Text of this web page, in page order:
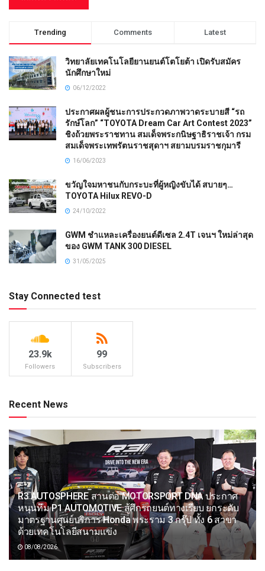
Trending Comments Latest
วิทยาลัยเทคโนโลยียานยนต์โตโยต้า เปิดรับสมัคร
นักศึกษาใหม่
06/12/2022
ประกาศผลผู้ชนะการประกวดภาพวาดระบายสี “รถ
รักษ์โลก” “TOYOTA Dream Car Art Contest 2023”
ชิงถ้วยพระราชทาน สมเด็จพระกนิษฐาธิราชเจ้า กรม
สมเด็จพระเทพรัตนราชสุดาฯ สยามบรมราชกุมารี
16/06/2023
ขวัญใจมหาชนกับกระบะที่ผู้หญิงขับได้ สบายๆ…
TOYOTA Hilux REVO-D
24/10/2022
GWM ชำแหละเครื่องยนต์ดีเซล 2.4T เจนฯ ใหม่ล่าสุด
ของ GWM TANK 300 DIESEL
31/05/2025
Stay Connected test
23.9k
Followers
99
Subscribers
Recent News
R3 AUTOSPHERE สานต่อ MOTORSPORT DNA ประกาศ
หนุนทีม P1 AUTOMOTIVE สู้ศึกรถยนต์ทางเรียบ ยกระดับ
มาตรฐานศูนย์บริการ Honda พระราม 3 กรุ๊ป ทั้ง 6 สาขา
ด้วยเทคโนโลยีสนามแข่ง
08/08/2026